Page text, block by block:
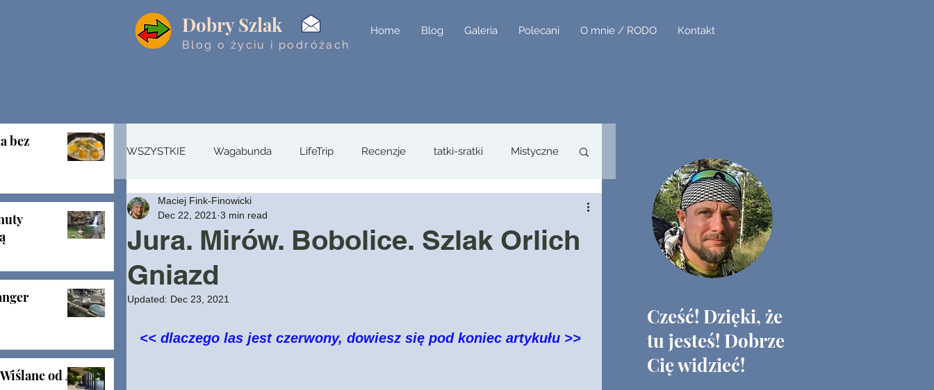
Dobry Szlak
Blog o życiu i podróżach
Home Blog Galeria Polecani O mnie / RODO Kontakt
bez
od A
WSZYSTKIE Wagabunda LifeTrip Recenzje tatki-sratki Mistyczne
relacje Historia
Jura. Mirów. Bobolice. Szlak Orlich
Gniazd
Maciej Fink-Finowicki
Dec 22, 2021 3 min read
Updated: Dec 23, 2021
<< dlaczego las jest czerwony, dowiesz się pod koniec artykułu >>
Cześć! Dzięki, że
tu jesteś! Dobrze
Cię widzieć!